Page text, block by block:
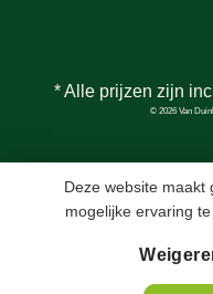
* Alle prijzen zijn
© 2026 Van
Deze website maakt
mogelijke ervaring